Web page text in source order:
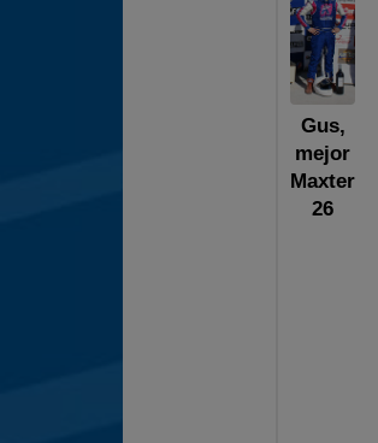
Gus,
mejor
Maxter
26